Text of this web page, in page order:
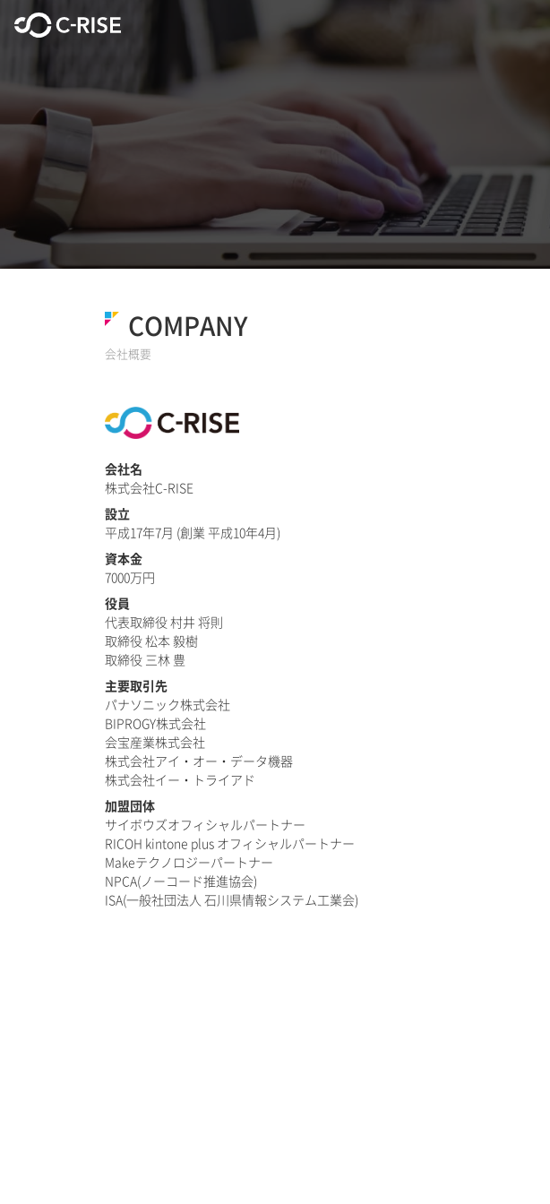
COMPANY
会社概要
会社名
株式会社C-RISE
設立
平成17年7月 (創業 平成10年4月)
資本金
7000万円
役員
代表取締役 村井 将則
取締役 松本 毅樹
取締役 三林 豊
主要取引先
パナソニック株式会社
BIPROGY株式会社
会宝産業株式会社
株式会社アイ・オー・データ機器
株式会社イー・トライアド
加盟団体
サイボウズオフィシャルパートナー
RICOH kintone plus オフィシャルパートナー
Makeテクノロジーパートナー
NPCA(ノーコード推進協会)
ISA(一般社団法人 石川県情報システム工業会)